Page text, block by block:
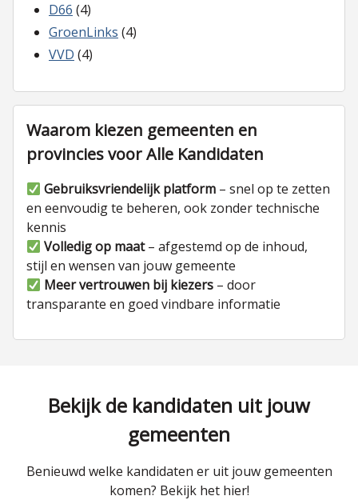
D66 (4)
GroenLinks (4)
VVD (4)
Waarom kiezen gemeenten en
provincies voor Alle Kandidaten
Gebruiksvriendelijk platform – snel op te zetten
en eenvoudig te beheren, ook zonder technische
kennis
Volledig op maat– afgestemd op de inhoud,
stijl en wensen van jouw gemeente
Meer vertrouwen bij kiezers – door
transparante en goed vindbare informatie
Bekijk de kandidaten uit jouw
gemeenten
Benieuwd welke kandidaten er uit jouw gemeenten
komen? Bekijk het hier!